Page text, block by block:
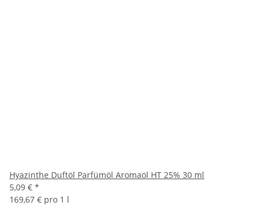
Hyazinthe Duftöl Parfümöl Aromaöl HT 25% 30 ml
5,09 € *
169,67 € pro 1 l